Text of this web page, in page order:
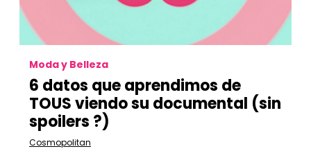
Moda y Belleza
6 datos que aprendimos de
TOUS viendo su documental (sin
spoilers ?)
Cosmopolitan